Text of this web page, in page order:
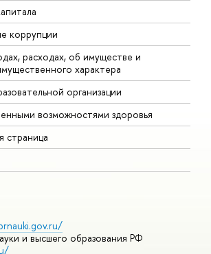
коррупции
расходах, об имуществе и
характера
организации
возможностями здоровья
страница
и высшего образования РФ